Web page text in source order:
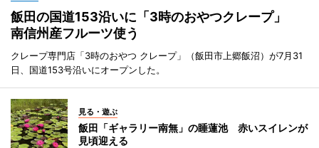
飯田の国道153沿いに「3時のおやつクレープ」
南信州産フルーツ使う
クレープ専門店「3時のおやつ クレープ」（飯田市上郷飯沼）が7月31
日、国道153号沿いにオープンした。
見る・遊ぶ
飯田「ギャラリー南無」の睡蓮池 赤いスイレンが
見頃迎える